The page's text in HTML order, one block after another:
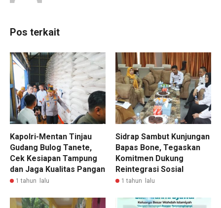
Pos terkait
Kapolri-Mentan Tinjau
Gudang Bulog Tanete,
Cek Kesiapan Tampung
dan Jaga Kualitas Pangan
1 tahun lalu
Sidrap Sambut Kunjungan
Bapas Bone, Tegaskan
Komitmen Dukung
Reintegrasi Sosial
1 tahun lalu